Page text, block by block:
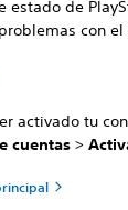
estado de
con el
activado tu
cuentas >